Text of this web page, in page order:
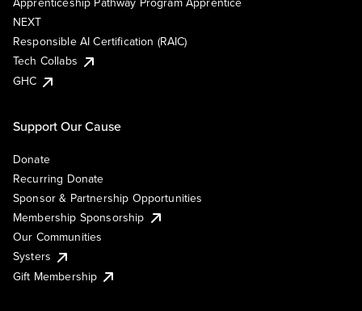
NEXT
Responsible AI Certification (RAIC)
Tech Collabs
GHC
Support Our Cause
Donate
Recurring Donate
Sponsor & Partnership Opportunities
Membership Sponsorship
Our Communities
Systers
Gift Membership